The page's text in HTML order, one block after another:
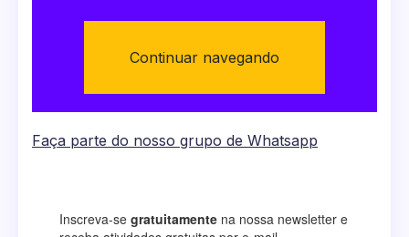
Continuar navegando
Faça parte do nosso grupo de Whatsapp